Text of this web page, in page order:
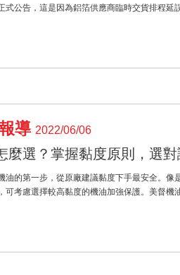
式公告，這是因為鋁箔供應商臨時交貨排程延
導2022/06/06
麼選？掌握黏度原則，選對
油的第一步，從原廠建議黏度下手最安全。像
可考慮選擇較高黏度的機油加強保護。美督機